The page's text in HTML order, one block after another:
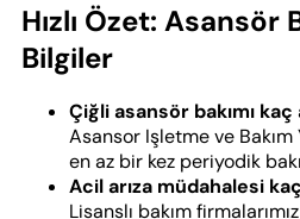
Hızlı Özet: Asansör
Bilgiler
Çiğli asansör bakımı kaç
Asansor Işletme ve
en az bir kez periyodik
Acil arıza müdahalesi
Lisanslı bakım